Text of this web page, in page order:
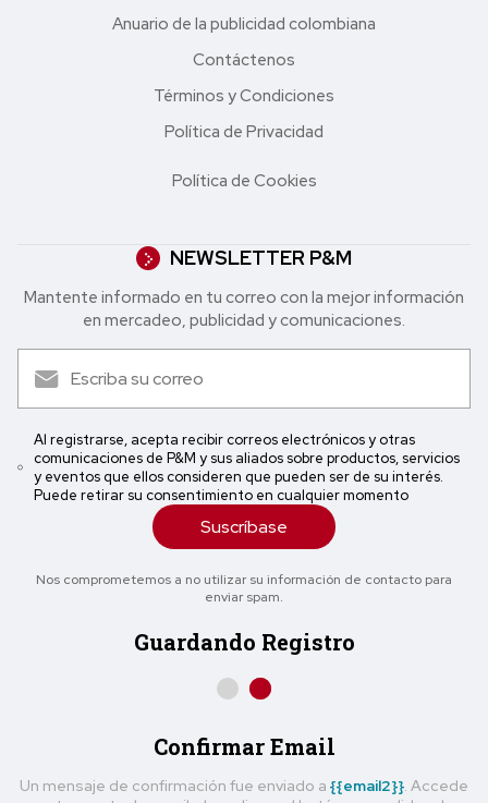
Anuario de la publicidad colombiana
Contáctenos
Términos y Condiciones
Política de Privacidad
Política de Cookies
NEWSLETTER P&M
Mantente informado en tu correo con la mejor in formación
en mercadeo, publicidad y comunicaciones.
Al registrarse, acepta recibir correos electrónicos y otras
comunicaciones de P&M y sus aliados sobre productos, servicios
y eventos que ellos consideren que pueden ser de su interés.
Puede retirar su consentimiento en cualquier momento
Suscríbase
Nos comprometemos a no utilizar su información de contacto para
enviar spam.
Guardando Registro
Confirmar Email
Un mensaje de confirmación fue enviado a {{email2}} . Accede